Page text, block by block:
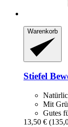
Warenkorb
Stiefel
Mit
Gutes
13,50 €